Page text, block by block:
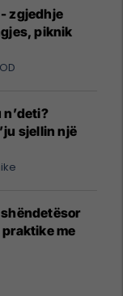
zgjedhje
piknik
n’deti?
sjellin një
me